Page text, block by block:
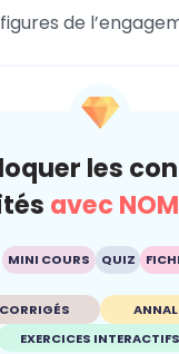
de
les
avec
MINI COURS QUIZ
EXERCICES INTERACTIFS